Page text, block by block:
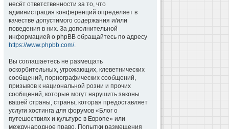
несёт ответственности за то, что
администрация конференций определяет в
качестве допустимого содержания и/или
поведения в них. За дополнительной
информацией о phpBB обращайтесь по адресу
https://www.phpbb.com/.
Вы соглашаетесь не размещать
оскорбительных, угрожающих, клеветнических
сообщений, порнографических сообщений,
призывов к национальной розни и прочих
сообщений, которые могут нарушить законы
вашей страны, страны, которая предоставляет
услуги хостинга для форумов «Блог о
путешествиях и культуре в Европе» или
международное право. Попытки размещения